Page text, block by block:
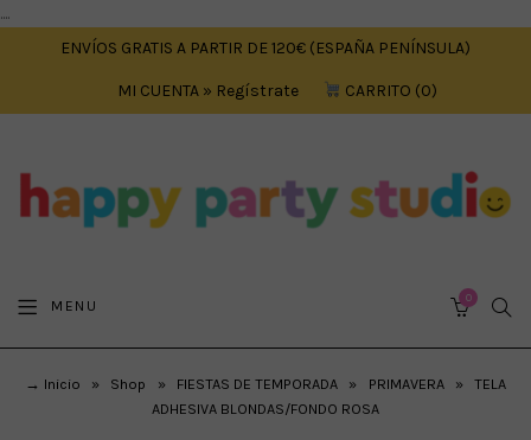
....
ENVÍOS GRATIS A PARTIR DE 120€ (ESPAÑA PENÍNSULA)
MI CUENTA » Regístrate CARRITO 0
MENU 0
→ Inicio » Shop » FIESTAS DE TEMPORADA » PRIMAVERA »
TELA
ADHESIVA BLONDAS/FONDO ROSA